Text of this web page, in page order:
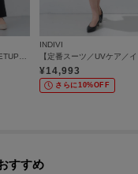
INDIVI
¥14,993
さらに10%OFF
すすめ